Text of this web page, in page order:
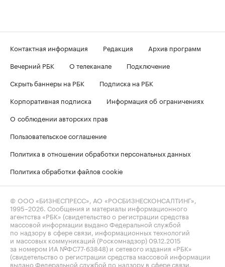
Контактная информация Редакция
Архив программ
Вечерний РБК
О телеканале
Подключение
Скрыть баннеры на РБК
Подписка на РБК
Корпоративная подписка
Информация об ограничениях
О соблюдении авторских прав
Пользовательское соглашение
Политика в отношении обработки персональных данных
Политика обработки файлов cookie
© ООО «БИЗНЕСПРЕСС», АО «РОСБИЗНЕСКОНСАЛТИНГ»,
1995–2026 . Сообщения и материалы информационного
агентства «РБК» (свидетельство о регистрации средства
массовой информации выдано Федеральной службой
по надзору в сфере связи, информационных технологий
и массовых коммуникаций (Роскомнадзор) 09.12.2015
за номером ИА №ФС77-63848) и сетевого издания «РБК»
(свидетельство о регистрации средства массовой информации
выдано Федеральной службой по надзору в сфере связи,